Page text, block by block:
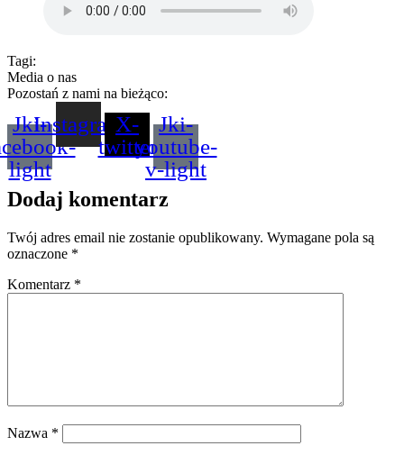
Tagi:
Media o nas
Pozostań z nami na bieżąco:
Jki-
light
InstagramX-
twitter
Jki-
youtube-
v-light
Dodaj komentarz
Twój adres email nie zostanie opublikowany. Wymagane pola są
oznaczone *
Komentarz *
Nazwa *